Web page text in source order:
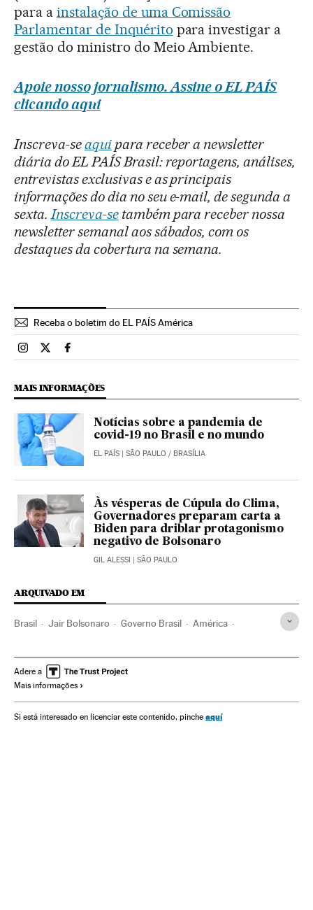
para a instalação de uma Comissão
Parlamentar de Inquérito para investigar a
gestão do ministro do Meio Ambiente.
Apoie nosso jornalismo. Assine o EL PAÍS
clicando aqui
Inscreva-seaquipara receber a newsletter
diária do EL PAÍS Brasil: reportagens, análises,
entrevistas exclusivas e as principais
informações do dia no seu e-mail, de segunda a
sexta. Inscreva-setambém para receber nossa
newsletter semanal aos sábados, com os
destaques da cobertura na semana.
Receba o boletim do EL PAÍS América
Brasil El País Brasil en Instagram
Brasil El País Brasil en Twitter
Brasil El País Brasil en Facebook
MAIS INFORMAÇÕES
Notícias sobre a pandemia de
covid-19 no Brasil e no mundo
EL PAÍS | SÃO PAULO / BRASÍLIA
Às vésperas de Cúpula do Clima,
Governadores preparam carta a
Biden para driblar protagonismo
negativo de Bolsonaro
GIL ALESSI | SÃO PAULO
ARQUIVADO EM
Brasil Jair Bolsonaro Governo Brasil América
Joseph Biden Estados Unidos
Cúpula do clima Acordo Paris
Adere a
Mais informações
Si está interesado en licenciar este contenido, pinche aquí